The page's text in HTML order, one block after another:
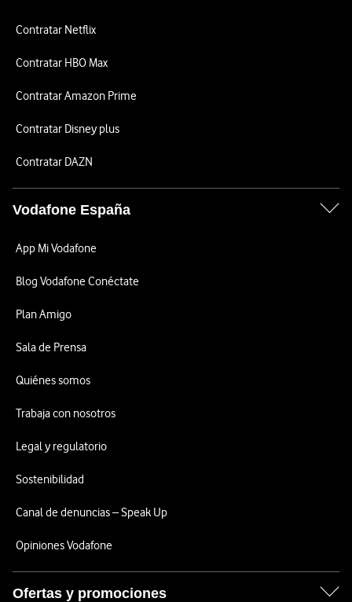
Contratar Netflix
Contratar HBO Max
Contratar Amazon Prime
Contratar Disney plus
Contratar DAZN
Vodafone España
App Mi Vodafone
Blog Vodafone Conéctate
Plan Amigo
Sala de Prensa
Quiénes somos
Trabaja con nosotros
Legal y regulatorio
Sostenibilidad
Canal de denuncias – Speak Up
Opiniones Vodafone
Ofertas y promociones